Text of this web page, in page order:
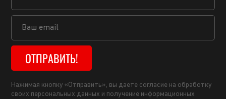
ОТПРАВИТЬ!
Нажимая кнопку «Отправить», вы даете согласие на обработку
своих персональных данных и получение информационных